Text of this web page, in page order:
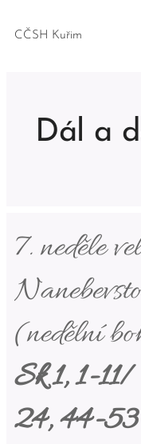
CČSH Kuřim
Dál a
7. neděle
(nedělní
Sk 1, 1-
24, 44-53